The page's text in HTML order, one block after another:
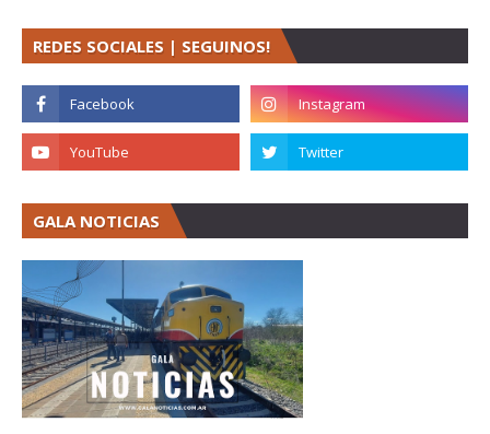
REDES SOCIALES | SEGUINOS!
GALA NOTICIAS